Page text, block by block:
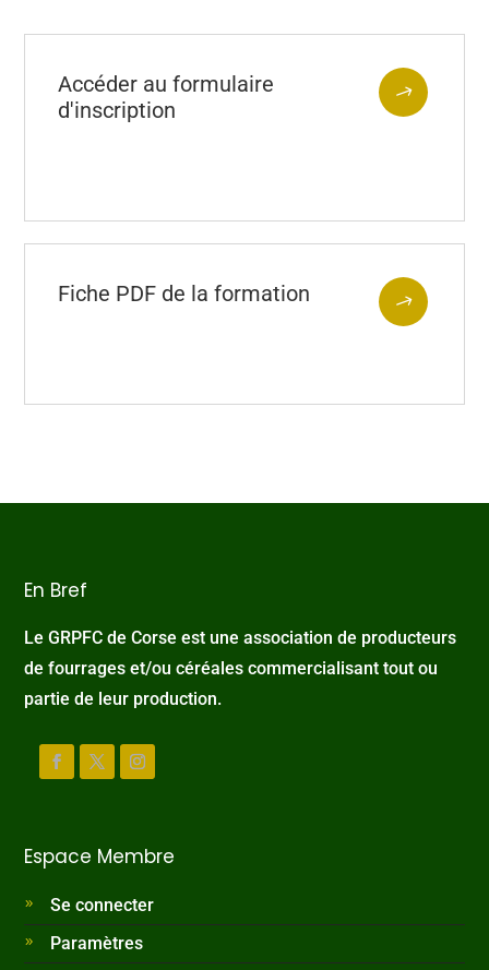
$
Accéder au formulaire
d'inscription
$
Fiche PDF de la formation
En Bref
Le GRPFC de Corse est une association de producteurs
de fourrages et/ou céréales commercialisant tout ou
partie de leur production.
Espace Membre
Se connecter
Paramètres